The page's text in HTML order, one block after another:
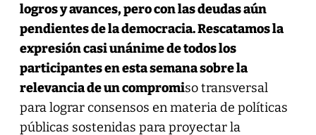
logros y avances, pero con las deudas aún
pendientes de la democracia. Rescatamos la
expresión casi unánime de todos los
participantes en esta semana sobre la
relevancia de un compromiso transversal
para lograr consensos en materia de políticas
públicas sostenidas para proyectar la